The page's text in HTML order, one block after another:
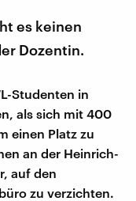
es keinen
Dozentin.
Studenten in
als sich mit 400
einen Platz zu
an der Heinrich-
auf den
zu verzichten.